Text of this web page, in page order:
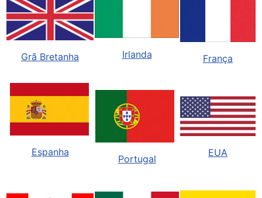
Grã Bretanha Irlanda França
Espanha
Portugal
EUA